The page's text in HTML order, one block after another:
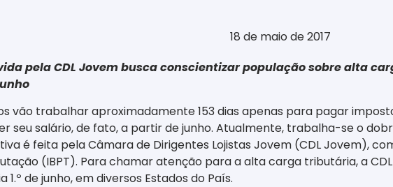
18 de maio de 2017
pela CDL Jovem busca conscientizar população sobre alta
vão trabalhar aproximadamente 153 dias apenas para pagar
seu salário, de fato, a partir de junho. Atualmente, trabalha-se o
é feita pela Câmara de Dirigentes Lojistas Jovem (CDL Jovem),
(IBPT). Para chamar atenção para a alta carga tributária, a
1.º de junho, em diversos Estados do País.